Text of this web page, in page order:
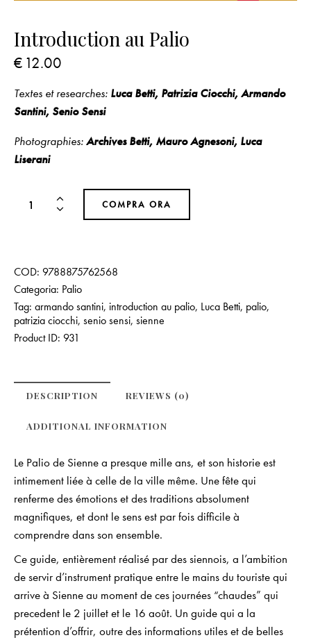
Introduction au Palio
€ 12.00
Textes et researches: Luca Betti, Patrizia Ciocchi, Armando
Santini, Senio Sensi
Photographies:Archives Betti, Mauro Agnesoni, Luca
Liserani
COMPRA ORA
COD: 9788875762568
Categoria: Palio
Tag: armando santini, introduction au palio, Luca Betti, palio,
patrizia ciocchi, senio sensi, sienne
Product ID: 931
DESCRIPTION REVIEWS (0)
ADDITIONAL INFORMATION
Le Palio de Sienne a presque mille ans, et son historie est
intimement liée à celle de la ville même. Une fête qui
renferme des émotions et des traditions absolument
magnifiques, et dont le sens est par fois difficile à
comprendre dans son ensemble.
Ce guide, entièrement réalisé par des siennois, a l’ambition
de servir d’instrument pratique entre le mains du touriste qui
arrive à Sienne au moment de ces journées “chaudes” qui
precedent le 2 juillet et le 16 août. Un guide qui a la
prétention d’offrir, outre des informations utiles et de belles